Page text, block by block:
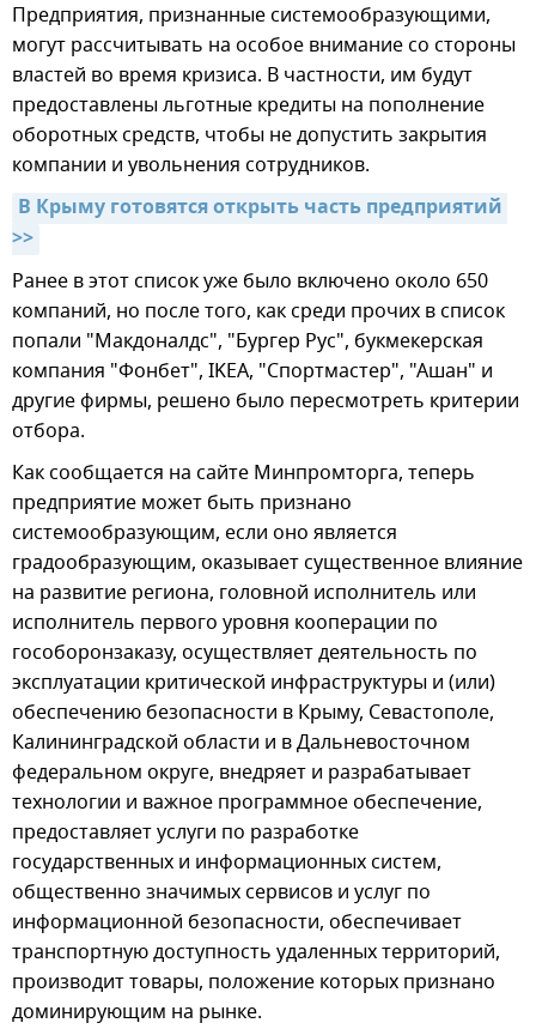
Предприятия, признанные системообразующими,
могут рассчитывать на особое внимание со стороны
властей во время кризиса. В частности, им будут
предоставлены льготные кредиты на пополнение
оборотных средств, чтобы не допустить закрытия
компании и увольнения сотрудников.
В Крыму готовятся открыть часть предприятий
>>
Ранее в этот список уже было включено около 650
компаний, но после того, как среди прочих в список
попали "Макдоналдс", "Бургер Рус", букмекерская
компания "Фонбет", IKEA, "Спортмастер", "Ашан" и
другие фирмы, решено было пересмотреть критерии
отбора.
Как сообщается на сайте Минпромторга, теперь
предприятие может быть признано
системообразующим, если оно является
градообразующим, оказывает существенное влияние
на развитие региона, головной исполнитель или
исполнитель первого уровня кооперации по
гособоронзаказу, осуществляет деятельность по
эксплуатации критической инфраструктуры и (или)
обеспечению безопасности в Крыму, Севастополе,
Калининградской области и в Дальневосточном
федеральном округе, внедряет и разрабатывает
технологии и важное программное обеспечение,
предоставляет услуги по разработке
государственных и информационных систем,
общественно значимых сервисов и услуг по
информационной безопасности, обеспечивает
транспортную доступность удаленных территорий,
производит товары, положение которых признано
доминирующим на рынке.